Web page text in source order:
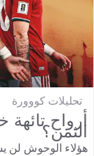
تحليلات كووورة
أرواح
الثمن؟
هؤلاء الوحوش لن